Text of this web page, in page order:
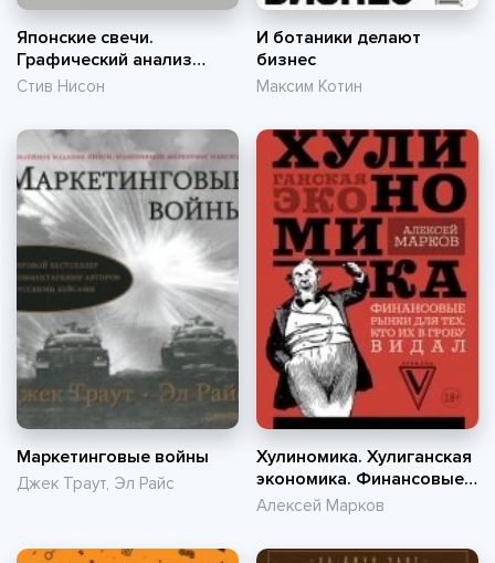
Японские свечи.
Графический анализ
финансовых рынков (pdf)
Стив Нисон
И ботаники делают
бизнес
Максим Котин
Маркетинговые войны
Джек Траут, Эл Райс
Хулиномика. Хулиганская
экономика. Финансовые
рынки для тех, кто их в
Алексей Марков